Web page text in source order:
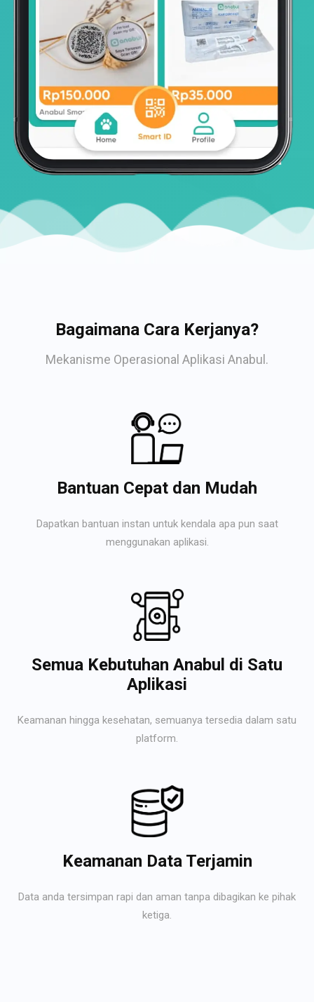
Bagaimana Cara Kerjanya?
Mekanisme Operasional Aplikasi Anabul.
Bantuan Cepat dan Mudah
Dapatkan bantuan instan untuk kendala apa pun saat
menggunakan aplikasi.
Semua Kebutuhan Anabul di Satu
Aplikasi
Keamanan hingga kesehatan, semuanya tersedia dalam satu
platform.
Keamanan Data Terjamin
Data anda tersimpan rapi dan aman tanpa dibagikan ke pihak
ketiga.